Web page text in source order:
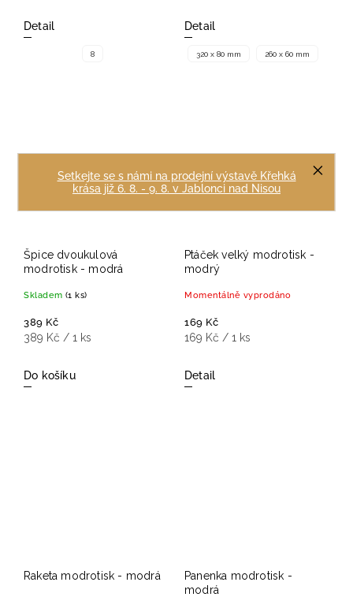
Setkejte se s námi na prodejní výstavě Křehká
krása již 6. 8. - 9. 8. v Jablonci nad Nisou
Detail
8
Detail
320 x 80 mm 260 x 60 mm
Špice dvoukulová
modrotisk - modrá
Skladem (1 ks)
389 Kč
389 Kč / 1 ks
Do košíku
Ptáček velký modrotisk -
modrý
Momentálně vyprodáno
169 Kč
169 Kč / 1 ks
Detail
Raketa modrotisk - modrá
Panenka modrotisk -
modrá